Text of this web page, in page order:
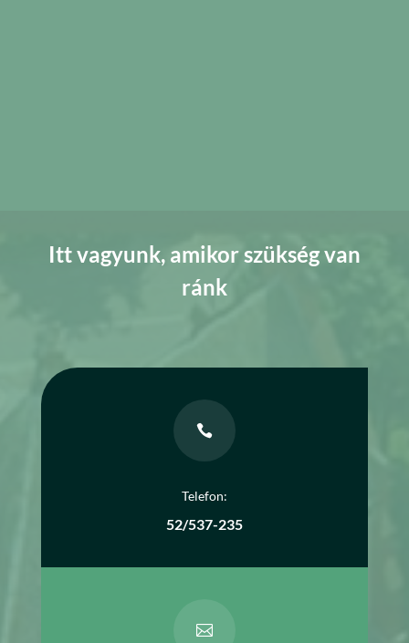
Itt vagyunk, amikor szükség van
ránk

Telefon:
52/537-235
